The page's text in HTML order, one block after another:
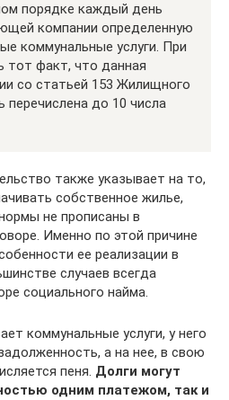
порядке каждый день
компании определенную
коммунальные услуги. При
тот факт, что данная
со статьей 153 Жилищного
до 10 числа
также указывает на то,
собственное жилье,
не прописаны в
Именно по этой причине
ее реализации в
случаев всегда
социального найма.
коммунальные услуги, у него
а на нее, в свою
пеня. Долги могут
одним платежом, так и